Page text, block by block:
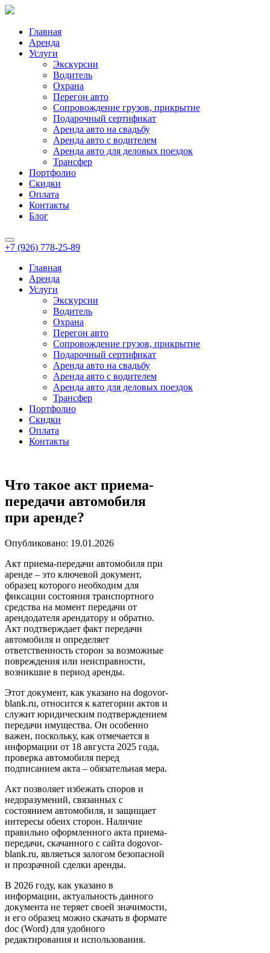
Главная
Аренда
Услуги
Экскурсии
Водитель
Охрана
Перегон авто
Сопровождение грузов, прикрытие
Подарочный сертификат
Аренда авто на свадьбу
Аренда авто с водителем
Аренда авто для деловых поездок
Трансфер
Портфолио
Скидки
Оплата
Контакты
Блог
+7 (926) 778-25-89
Главная
Аренда
Услуги
Экскурсии
Водитель
Охрана
Перегон авто
Сопровождение грузов, прикрытие
Подарочный сертификат
Аренда авто на свадьбу
Аренда авто с водителем
Аренда авто для деловых поездок
Трансфер
Портфолио
Скидки
Оплата
Контакты
Что такое акт приема-
передачи автомобиля
при аренде?
Опубликовано: 19.01.2026
Акт приема-передачи автомобиля при
аренде – это ключевой документ,
образец которого необходим для
фиксации состояния транспортного
средства на момент передачи от
арендодателя арендатору и обратно.
Акт подтверждает факт передачи
автомобиля и определяет
ответственность сторон за возможные
повреждения или неисправности,
возникшие в период аренды.
Этот документ, как указано на dogovor-
blank.ru, относится к категории актов и
служит юридическим подтверждением
передачи имущества. Он особенно
важен, поскольку, как отмечается в
информации от 18 августа 2025 года,
проверка автомобиля перед
подписанием акта – обязательная мера.
Акт позволяет избежать споров и
недоразумений, связанных с
состоянием автомобиля, и защищает
интересы обеих сторон. Наличие
правильно оформленного акта приема-
передачи, скачанного с сайта dogovor-
blank.ru, являеться залогом безопасной
и прозрачной сделки аренды.
В 2026 году, как указано в
информации, актуальность данного
документа не теряет своей значимости,
и его образец можно скачать в формате
doc (Word) для удобного
редактирования и использования.